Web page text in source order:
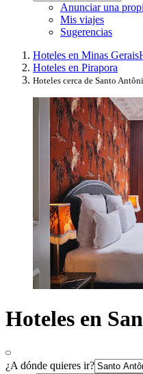
Anunciar una
Mis viajes
Sugerencias
Hoteles en Minas Gerais
Hoteles en Pirapora
Hoteles cerca de Santo
Hoteles en
¿A dónde quieres ir?